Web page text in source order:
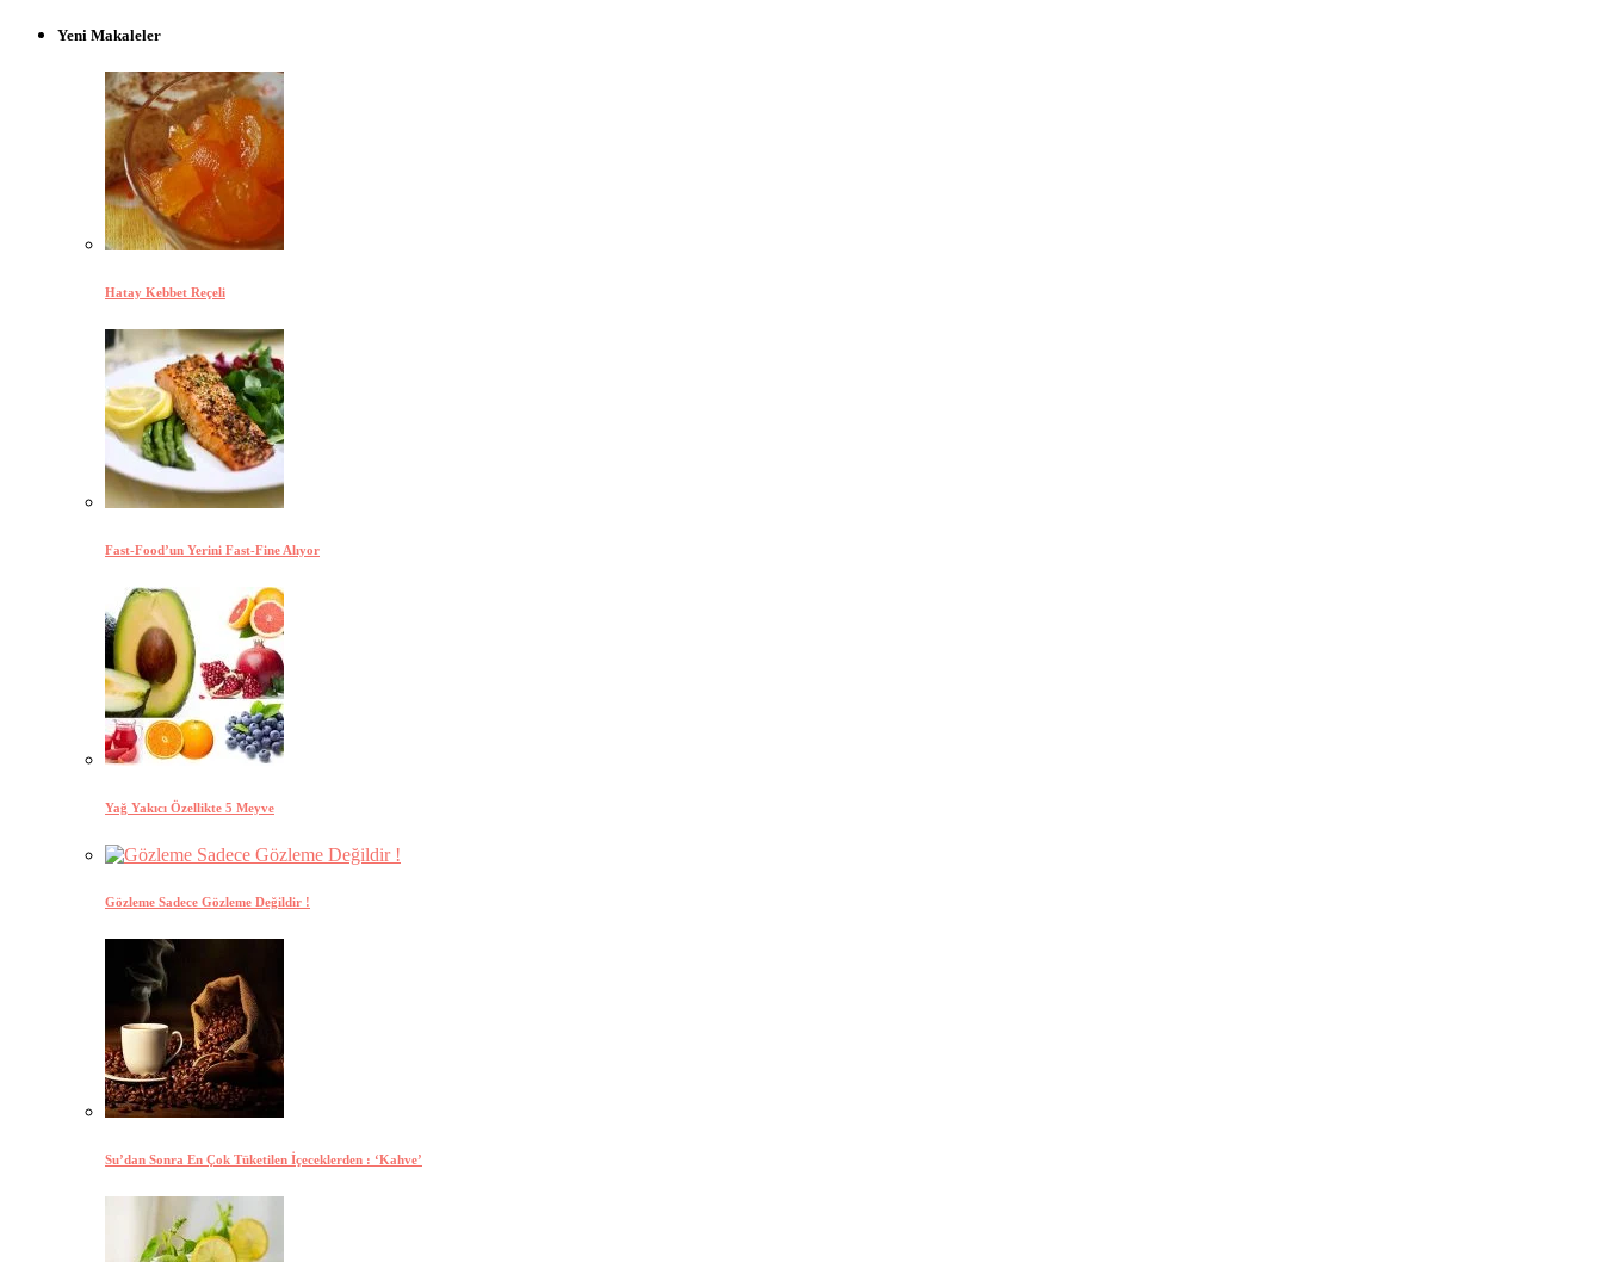
Yeni Makaleler
Hatay Kebbet Reçeli
Fast-Food’un Yerini Fast-Fine Alıyor
Yağ Yakıcı Özellikte 5 Meyve
Gözleme Sadece Gözleme Değildir !
Su’dan Sonra En Çok Tüketilen İçeceklerden : ‘Kahve’